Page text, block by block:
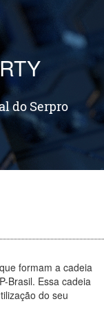
do Serpro
formam a cadeia
Brasil. Essa cadeia
do seu